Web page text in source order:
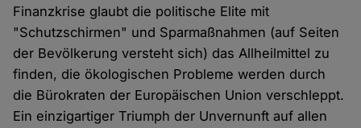
Finanzkrise glaubt die politische Elite mit
"Schutzschirmen" und Sparmaßnahmen (auf Seiten
der Bevölkerung versteht sich) das Allheilmittel zu
finden, die ökologischen Probleme werden durch
die Bürokraten der Europäischen Union verschleppt.
Ein einzigartiger Triumph der Unvernunft auf allen